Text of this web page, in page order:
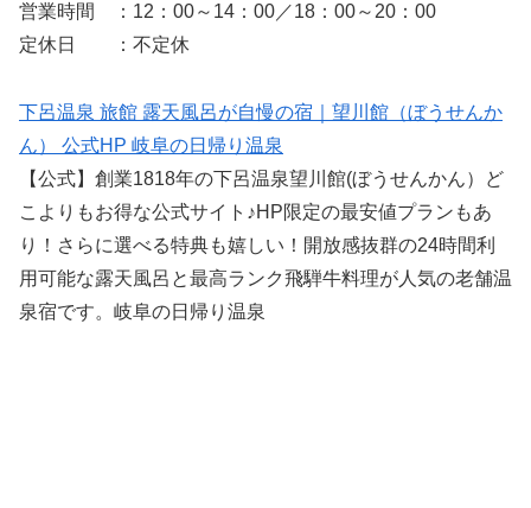
営業時間 ：12：00～14：00／18：00～20：00
定休日 ：不定休
下呂温泉 旅館 露天風呂が自慢の宿｜望川館（ぼうせんか
ん） 公式HP 岐阜の日帰り温泉
【公式】創業1818年の下呂温泉望川館(ぼうせんかん）ど
こよりもお得な公式サイト♪HP限定の最安値プランもあ
り！さらに選べる特典も嬉しい！開放感抜群の24時間利
用可能な露天風呂と最高ランク飛騨牛料理が人気の老舗温
泉宿です。岐阜の日帰り温泉